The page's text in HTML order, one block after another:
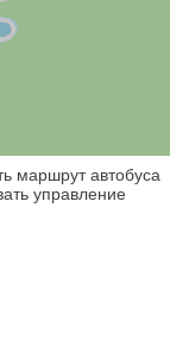
маршрут автобуса
управление